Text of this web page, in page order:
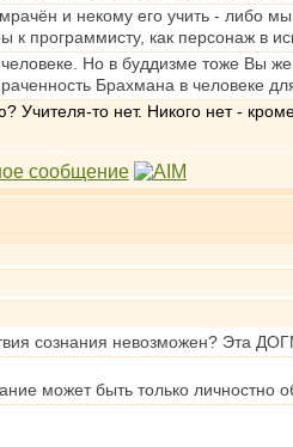
и некому его учить - либо
к программисту, как персонаж в
Но в буддизме тоже Вы
Брахмана в человеке
то нет. Никого нет -
сознания невозможен? Эта
может быть только личностно